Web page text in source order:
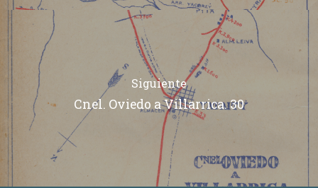
Siguiente
Cnel. Oviedo a Villarrica. 30